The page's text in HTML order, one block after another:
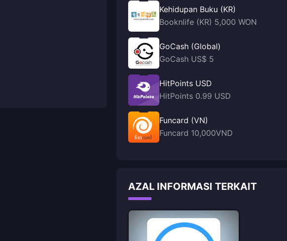
Kehidupan Buku (KR)
Booknlife (KR) 5,000 WON
GoCash (Global)
GoCash US$ 5
HitPoints USD
HitPoints 0.99 USD
Funcard (VN)
Funcard 10,000VND
AZAL INFORMASI TERKAIT